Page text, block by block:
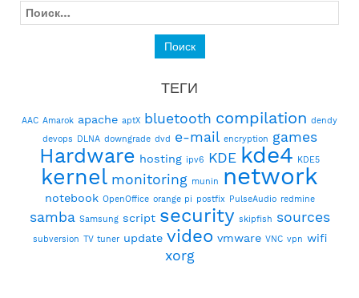
Найти:
ТЕГИ
AAC Amarok apache aptX bluetooth compilation dendy
devops DLNA downgrade dvd e-mail encryption games
Hardware hosting ipv6 KDE kde4 KDE5
kernel monitoring munin network
notebook OpenOffice orange pi postfix PulseAudio redmine
samba Samsung script security skipfish sources
subversion TV tuner update video vmware VNC vpn wifi
xorg